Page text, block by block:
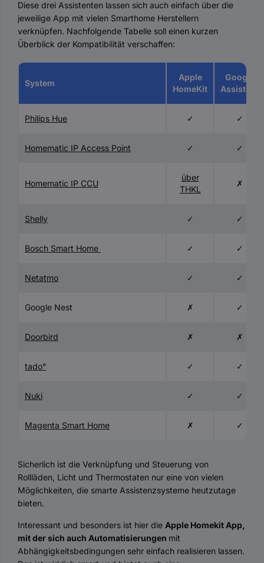
Diese drei Assistenten lassen sich auch einfach über die
jeweilige App mit vielen Smarthome Herstellern
verknüpfen. Nachfolgende Tabelle soll einen kurzen
Überblick der Kompatibilität verschaffen:
System
Apple
HomeKit
Google
Assistant
Philips Hue ✓ ✓
Homematic IP Access Point ✓ ✓
Homematic IP CCU
über
THKL
✗
Shelly ✓ ✓
Bosch Smart Home ✓ ✓
Netatmo ✓ ✓
Google Nest ✗ ✓
Doorbird ✗ ✗
tado° ✓ ✓
Nuki ✓ ✓
Magenta Smart Home ✗ ✓
Sicherlich ist die Verknüpfung und Steuerung von
Rollläden, Licht und Thermostaten nur eine von vielen
Möglichkeiten, die smarte Assistenzsysteme heutzutage
bieten.
Interessant und besonders ist hier die Apple Homekit App,
mit der sich auch Automatisierungen mit
Abhängigkeitsbedingungen sehr einfach realisieren lassen.